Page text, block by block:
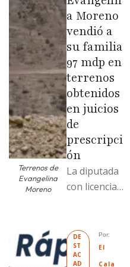
Terrenos de
Evangelina
Moreno
a Moreno
vendió a
su familia
97 mdp en
terrenos
obtenidos
en juicios
de
prescripci
ón
La diputada
con licencia
antecedente
s de
prescripción
DE
ST
AC
AD
Por:
El
Cala